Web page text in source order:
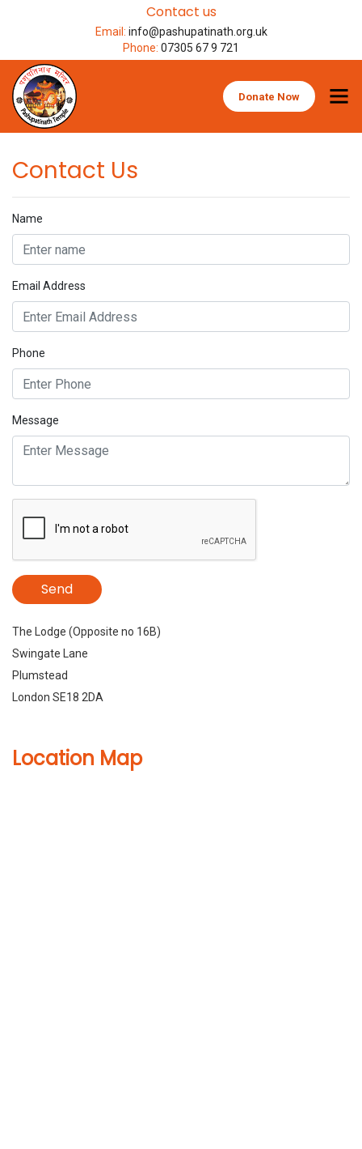
Contact us
Email: info@pashupatinath.org.uk
Phone: 07305 67 9 721
Donate Now
Contact Us
Name
Email Address
Phone
Message
The Lodge (Opposite no 16B)
Swingate Lane
Plumstead
London SE18 2DA
Location Map